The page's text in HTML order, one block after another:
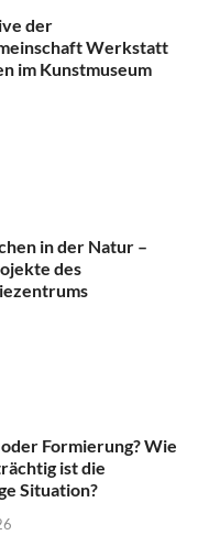
der
Werkstatt
im Kunstmuseum
in der Natur –
des
oder Formierung? Wie
ist die
Situation?